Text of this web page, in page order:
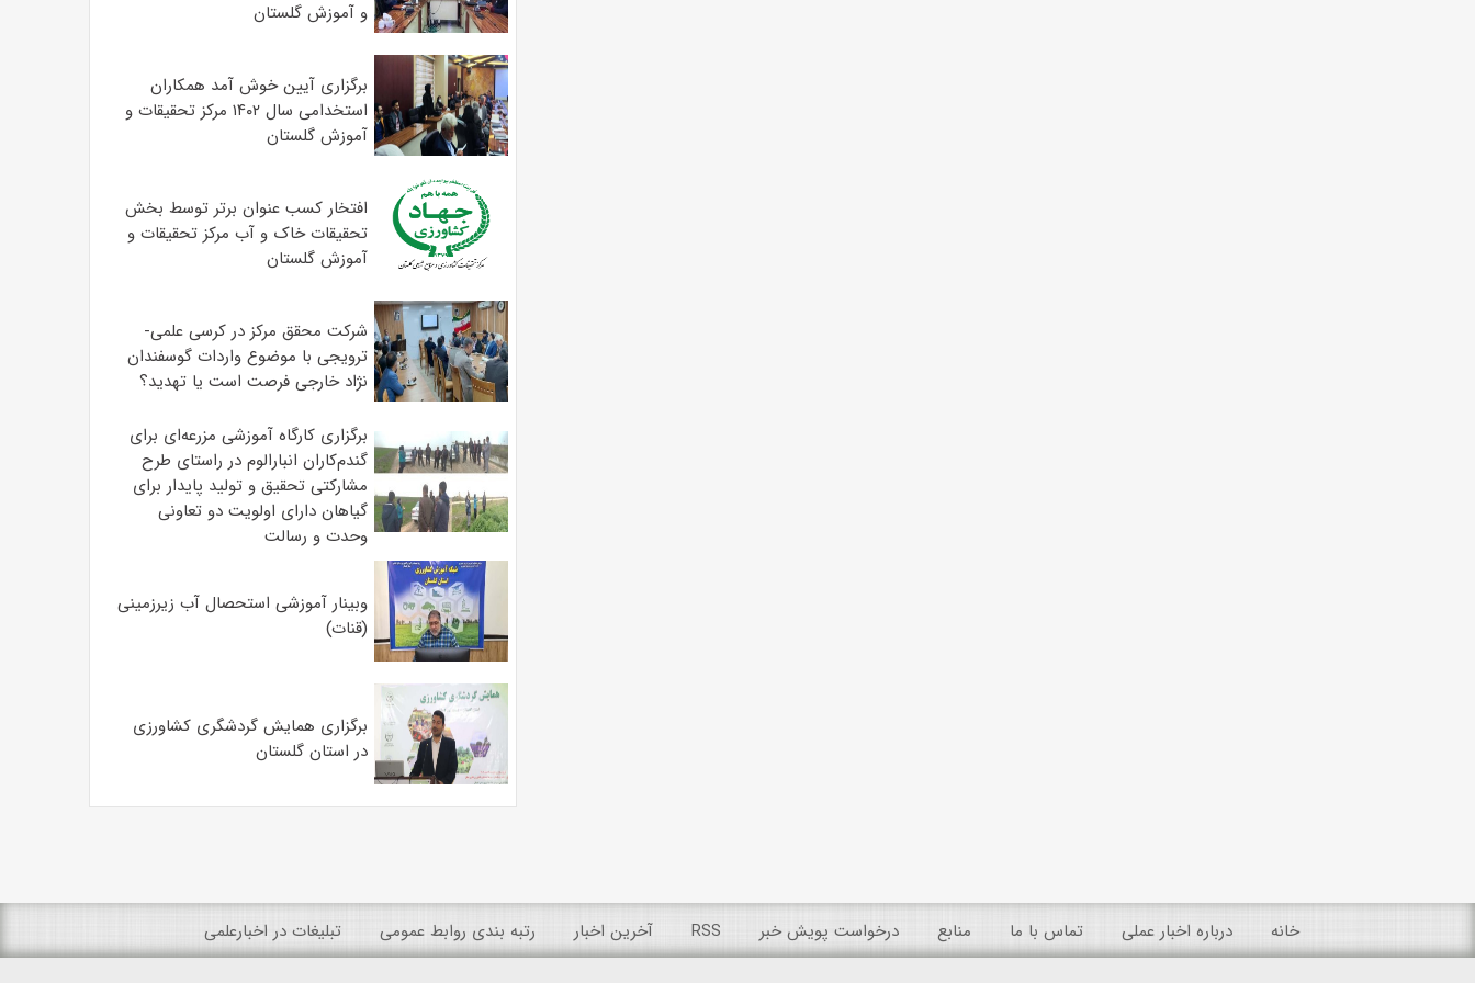
و آموزش گلستان
برگزاری آیین خوش آمد همکاران
استخدامی سال ۱۴۰۲ مرکز تحقیقات و
آموزش گلستان
افتخار کسب عنوان برتر توسط بخش
تحقیقات خاک و آب مرکز تحقیقات و
آموزش گلستان
شرکت محقق مرکز در کرسی علمی-
ترویجی با موضوع واردات گوسفندان
نژاد خارجی فرصت است یا تهدید؟
برگزاری کارگاه آموزشی مزرعه‌ای برای
گندم‌کاران انبارالوم در راستای طرح
مشارکتی تحقیق و تولید پایدار برای
گیاهان دارای اولویت دو تعاونی
وحدت و رسالت
وبینار آموزشی استحصال آب زیرزمینی
(قنات)
برگزاری همایش گردشگری کشاورزی
در استان گلستان
خانه درباره اخبار عملی تماس با ما منابع درخواست پویش خبر RSS آخرین اخبار رتبه بندی روابط عمومی تبلیغات در اخبارعلمی